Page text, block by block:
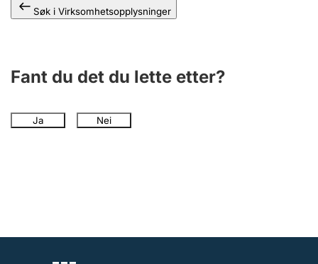
Søk i Virksomhetsopplysninger
Fant du det du lette etter?
Ja Nei